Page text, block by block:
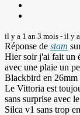
il y a 1 an 3 mois - il y
Réponse de stam
Hier soir j'ai fait un
avec une plaie un
Blackbird en 26mm
Le Vittoria est
sans surprise avec
Silca v1 sans trop